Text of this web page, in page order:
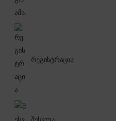
რეგისტრაცია